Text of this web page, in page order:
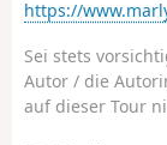
https://
Sei stets
Autor / die
auf dieser Tour